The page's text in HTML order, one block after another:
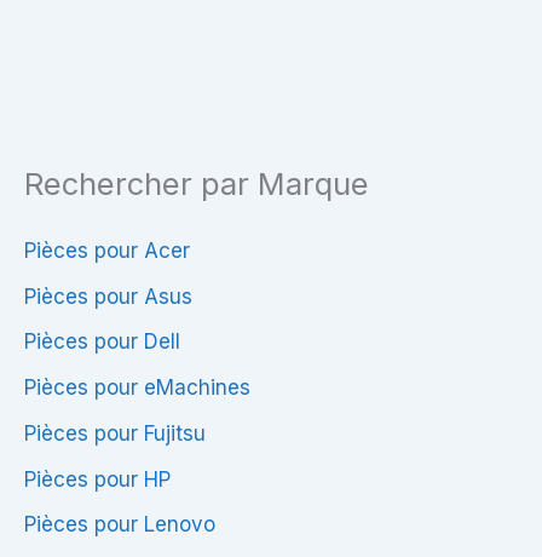
Rechercher par Marque
Pièces pour Acer
Pièces pour Asus
Pièces pour Dell
Pièces pour eMachines
Pièces pour Fujitsu
Pièces pour HP
Pièces pour Lenovo
PC